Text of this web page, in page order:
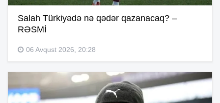
Salah Türkiyədə nə qədər qazanacaq? –
RƏSMİ
06 Avqust 2026, 20:28